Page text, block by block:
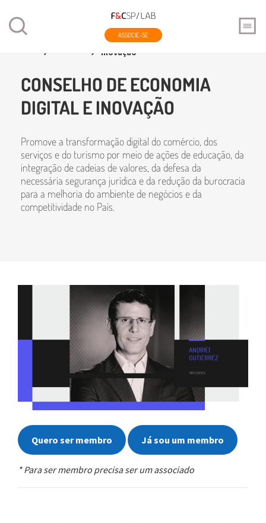
ASSOCIE-SE
Conselho de Economia Digital e
Inovação
CONSELHO DE ECONOMIA
DIGITAL E INOVAÇÃO
Promove a transformação digital do comércio, dos
serviços e do turismo por meio de ações de educação, da
integração de cadeias de valores, da defesa da
necessária segurança jurídica e da redução da burocracia
para a melhoria do ambiente de negócios e da
competitividade no País.
Quero ser membro Já sou um membro
* Para ser membro precisa ser um associado